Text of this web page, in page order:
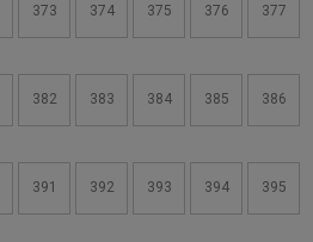
373 374 375 376 377
382 383 384 385 386
391 392 393 394 395